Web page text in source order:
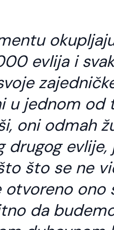
evlija i
u jednom od
oni odmah
drugog
što se ne
otvoreno ono
da
slijedi Allahov
da zna da
put Allahovih